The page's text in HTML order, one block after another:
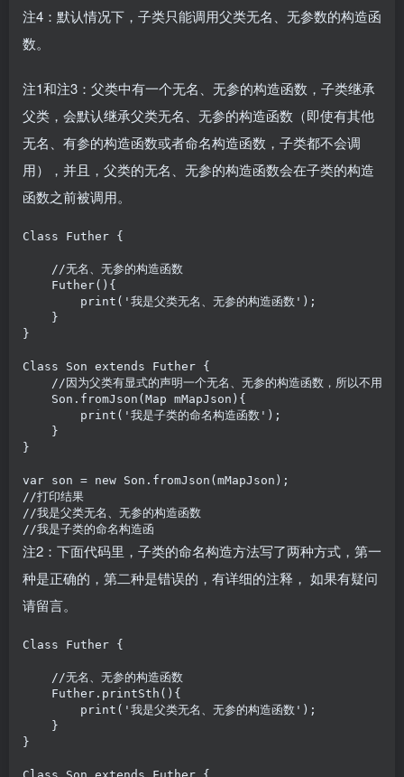
注4：默认情况下，子类只能调用父类无名、无参数的构造函
数。
注1和注3：父类中有一个无名、无参的构造函数，子类继承
父类，会默认继承父类无名、无参的构造函数（即使有其他
无名、有参的构造函数或者命名构造函数，子类都不会调
用），并且，父类的无名、无参的构造函数会在子类的构造
函数之前被调用。
Class Futher {
    //无名、无参的构造函数
    Futher(){
        print('我是父类无名、无参的构造函数');
    }
}
Class Son extends Futher {
//因为父类有显式的声明一个无名、无参的构造函数，所以不用手
    Son.fromJson(Map mMapJson){
        print('我是子类的命名构造函数');
    }
}
var son = new Son.fromJson(mMapJson);
//打印结果
//我是父类无名、无参的构造函数
//我是子类的命名构造函
注2：下面代码里，子类的命名构造方法写了两种方式，第一
种是正确的，第二种是错误的，有详细的注释， 如果有疑问
请留言。
Class Futher {
    //无名、无参的构造函数
    Futher.printSth(){
        print('我是父类无名、无参的构造函数');
    }
}